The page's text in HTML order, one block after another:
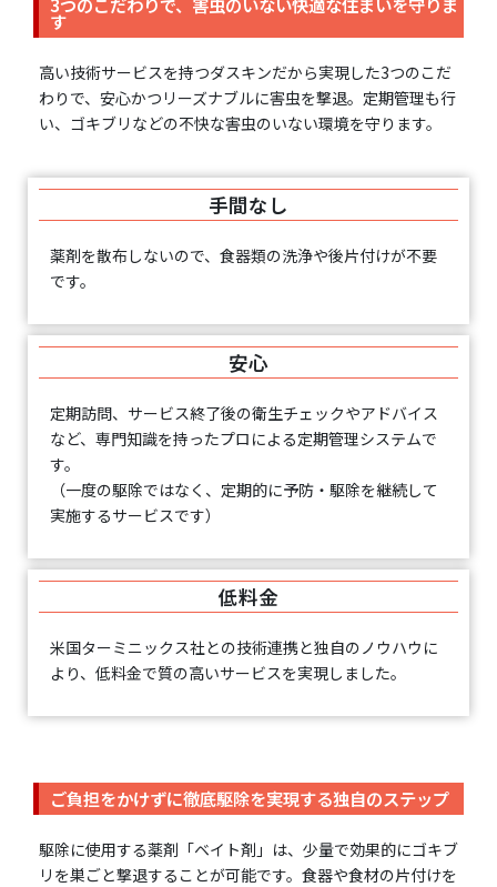
す
高い技術サービスを持つダスキンだから実現した3つのこだ
わりで、安心かつリーズナブルに害虫を撃退。定期管理も行
い、ゴキブリなどの不快な害虫のいない環境を守ります。
手間なし
薬剤を散布しないので、食器類の洗浄や後片付けが不要
です。
安心
定期訪問、サービス終了後の衛生チェックやアドバイス
など、専門知識を持ったプロによる定期管理システムで
す。
（一度の駆除ではなく、定期的に予防・駆除を継続して
実施するサービスです）
低料金
米国ターミニックス社との技術連携と独自のノウハウに
より、低料金で質の高いサービスを実現しました。
ご負担をかけずに徹底駆除を実現する独自のステップ
駆除に使用する薬剤「ベイト剤」は、少量で効果的にゴキブ
リを巣ごと撃退することが可能です。食器や食材の片付けを